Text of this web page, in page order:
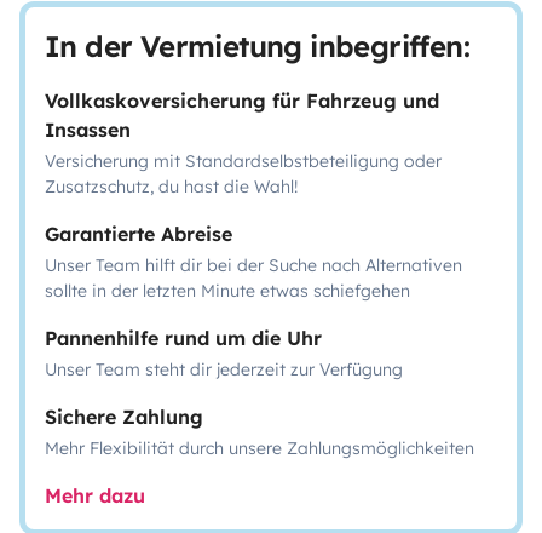
In der Vermietung inbegriffen:
Vollkaskoversicherung für Fahrzeug und
Insassen
Versicherung mit Standardselbstbeteiligung oder
Zusatzschutz, du hast die Wahl!
Garantierte Abreise
Unser Team hilft dir bei der Suche nach Alternativen
sollte in der letzten Minute etwas schiefgehen
Pannenhilfe rund um die Uhr
Unser Team steht dir jederzeit zur Verfügung
Sichere Zahlung
Mehr Flexibilität durch unsere Zahlungsmöglichkeiten
Mehr dazu